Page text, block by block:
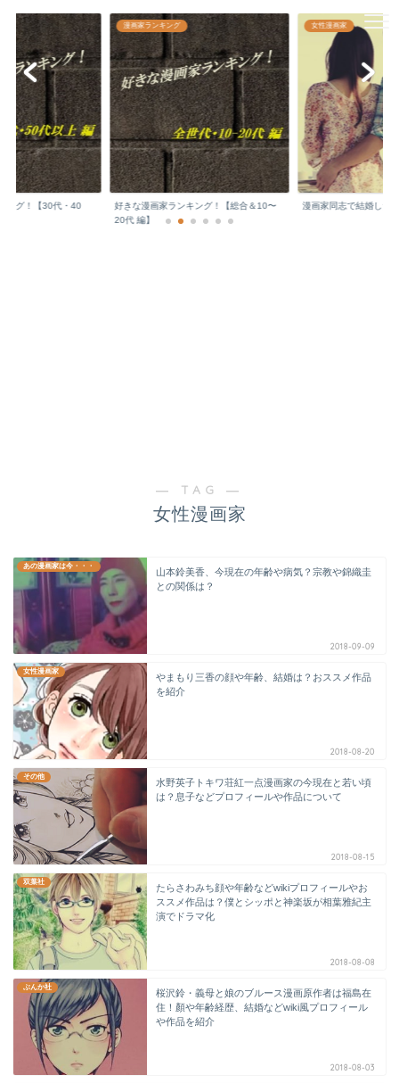
日本の文化を支える敬愛すべき漫画家先生の
顔や年収などをチェックしちゃいます♪
ング！【30代・40
漫画家ランキング
好きな漫画家ランキング！【総合＆10〜
20代 編】
女性漫画家
漫画家同志で結婚した
― TAG ―
女性漫画家
あの漫画家は今・・・
山本鈴美香、今現在の年齢や病気？宗教や錦織圭
との関係は？
2018-09-09
女性漫画家
やまもり三香の顔や年齢、結婚は？おススメ作品
を紹介
2018-08-20
その他
水野英子トキワ荘紅一点漫画家の今現在と若い頃
は？息子などプロフィールや作品について
2018-08-15
双葉社
たらさわみち顔や年齢などwikiプロフィールやお
ススメ作品は？僕とシッポと神楽坂が相葉雅紀主
演でドラマ化
2018-08-08
ぶんか社
桜沢鈴・義母と娘のブルース漫画原作者は福島在
住！顏や年齢経歴、結婚などwiki風プロフィール
や作品を紹介
2018-08-03